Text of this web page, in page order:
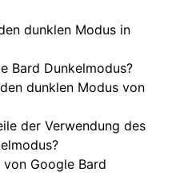
dunklen Modus in
Bard Dunkelmodus?
dunklen Modus von
der Verwendung des
Google Bard